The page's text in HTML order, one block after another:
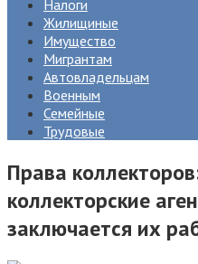
Налоги
Жилищиные
Имущество
Мигрантам
Автовладельцам
Военным
Семейные
Трудовые
Права
коллекторские
заключается их